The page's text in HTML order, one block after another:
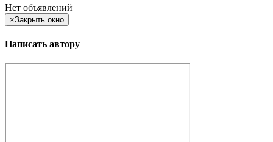
Нет объявлений
×Закрыть окно
Написать автору